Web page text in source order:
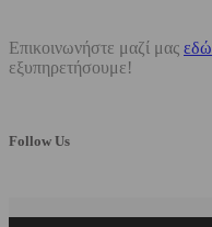
Επικοινωνήστε μαζί μας εδώ
εξυπηρετήσουμε!
Follow Us